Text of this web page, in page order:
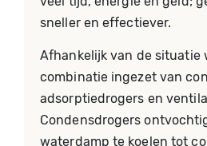
sneller en effectiever.
Afhankelijk van de situatie
combinatie ingezet van
adsorptiedrogers en
Condensdrogers
waterdamp te koelen tot